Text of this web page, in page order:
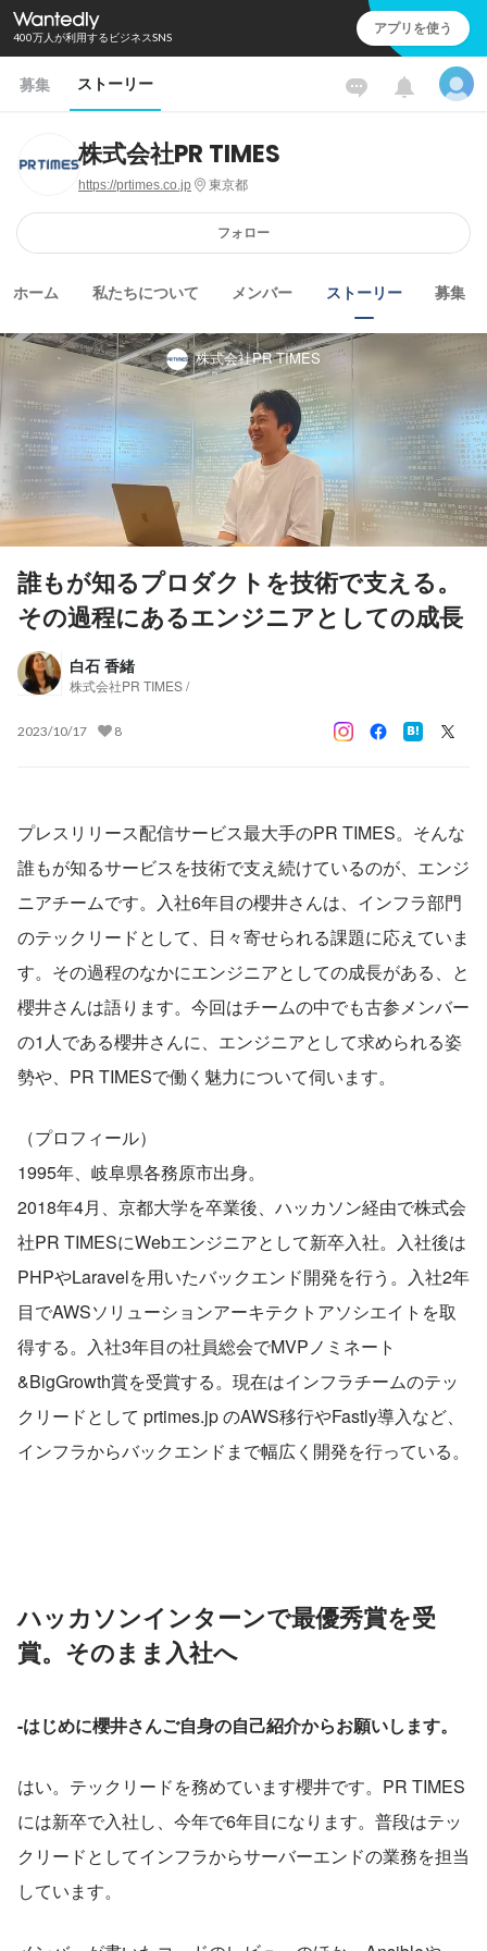
400万人が利用するビジネスSNS アプリを使う
募集 ストーリー
株式会社PR TIMES
https://prtimes.co.jp 東京都
フォロー
ホーム 私たちについて メンバー ストーリー 募集
株式会社PR TIMES
誰もが知るプロダクトを技術で支える。
その過程にあるエンジニアとしての成長
白石 香緒
株式会社PR TIMES /
2023/10/17 8
プレスリリース配信サービス最大手のPR TIMES。そんな
誰もが知るサービスを技術で支え続けているのが、エンジ
ニアチームです。入社6年目の櫻井さんは、インフラ部門
のテックリードとして、日々寄せられる課題に応えていま
す。その過程のなかにエンジニアとしての成長がある、と
櫻井さんは語ります。今回はチームの中でも古参メンバー
の1人である櫻井さんに、エンジニアとして求められる姿
勢や、PR TIMESで働く魅力について伺います。
（プロフィール）
1995年、岐阜県各務原市出身。
2018年4月、京都大学を卒業後、ハッカソン経由で株式会
社PR TIMESにWebエンジニアとして新卒入社。入社後は
PHPやLaravelを用いたバックエンド開発を行う。入社2年
目でAWSソリューションアーキテクトアソシエイトを取
得する。入社3年目の社員総会でMVPノミネート
&BigGrowth賞を受賞する。現在はインフラチームのテッ
クリードとして prtimes.jp のAWS移行やFastly導入など、
インフラからバックエンドまで幅広く開発を行っている。
ハッカソンインターンで最優秀賞を受
賞。そのまま入社へ
-はじめに櫻井さんご自身の自己紹介からお願いします。
はい。テックリードを務めています櫻井です。PR TIMES
には新卒で入社し、今年で6年目になります。普段はテッ
クリードとしてインフラからサーバーエンドの業務を担当
しています。